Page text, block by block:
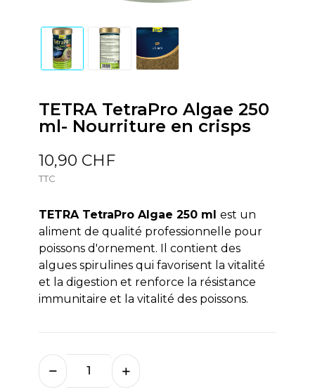
TETRA TetraPro Algae 250
ml- Nourriture en crisps
10,90 CHF
TTC
TETRA TetraPro Algae 250 ml est un
aliment de qualité professionnelle pour
poissons d'ornement. Il contient des
algues spirulines qui favorisent la vitalité
et la digestion et renforce la résistance
immunitaire et la vitalité des poissons.